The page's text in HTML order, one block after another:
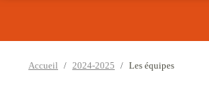
Accueil 2024-2025 Les équipes